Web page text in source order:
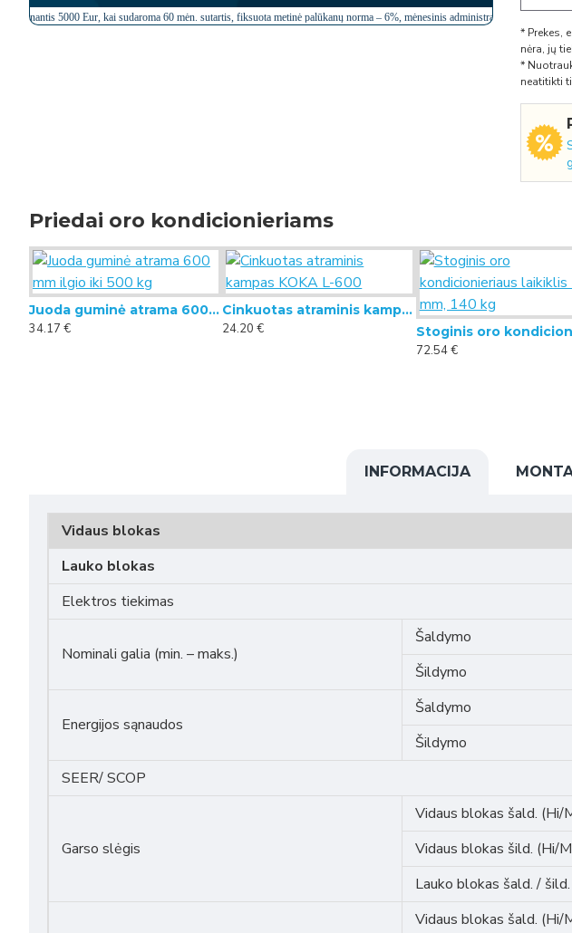
* Prekes,
nėra, jų
*
neatitikti
Priedai oro kondicionieriams
Juoda guminė atrama 600 mm ilgio iki 500 kg
34.17 €
Cinkuotas atraminis kampas KOKA L-600
24.20 €
72.54 €
INFORMACIJA
Vidaus blokas
Lauko blokas
Elektros tiekimas
Nominali galia (min. – maks.)
Šaldymo
Šildymo
Energijos sąnaudos
Šaldymo
Šildymo
SEER/ SCOP
Garso slėgis
Vidaus blokas šald. (Hi/
Vidaus blokas šild. (Hi/
Lauko blokas šald. / šild.
Vidaus blokas šald. (Hi/